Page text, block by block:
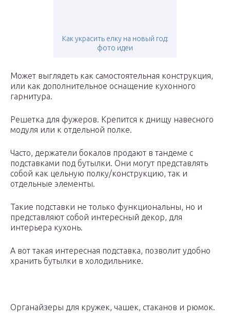
Как украсить елку на новый год:
фото идеи
Может выглядеть как самостоятельная конструкция,
или как дополнительное оснащение кухонного
гарнитура.
Решетка для фужеров. Крепится к днищу навесного
модуля или к отдельной полке.
Часто, держатели бокалов продают в тандеме с
подставками под бутылки. Они могут представлять
собой как цельную полку/конструкцию, так и
отдельные элементы.
Такие подставки не только функциональны, но и
представляют собой интересный декор, для
интерьера кухонь.
А вот такая интересная подставка, позволит удобно
хранить бутылки в холодильнике.
Органайзеры для кружек, чашек, стаканов и рюмок.